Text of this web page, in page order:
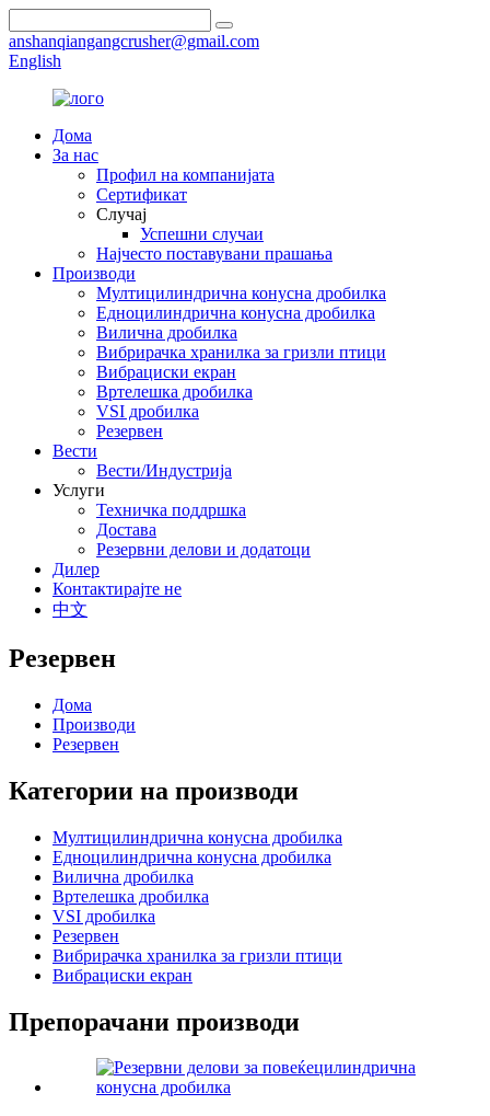
anshanqiangangcrusher@gmail.com
English
Дома
За нас
Профил на компанијата
Сертификат
Случај
Успешни случаи
Најчесто поставувани прашања
Производи
Мултицилиндрична конусна дробилка
Едноцилиндрична конусна дробилка
Вилична дробилка
Вибрирачка хранилка за гризли птици
Вибрациски екран
Вртелешка дробилка
VSI дробилка
Резервен
Вести
Вести/Индустрија
Услуги
Техничка поддршка
Достава
Резервни делови и додатоци
Дилер
Контактирајте не
中文
Резервен
Дома
Производи
Резервен
Категории на производи
Мултицилиндрична конусна дробилка
Едноцилиндрична конусна дробилка
Вилична дробилка
Вртелешка дробилка
VSI дробилка
Резервен
Вибрирачка хранилка за гризли птици
Вибрациски екран
Препорачани производи